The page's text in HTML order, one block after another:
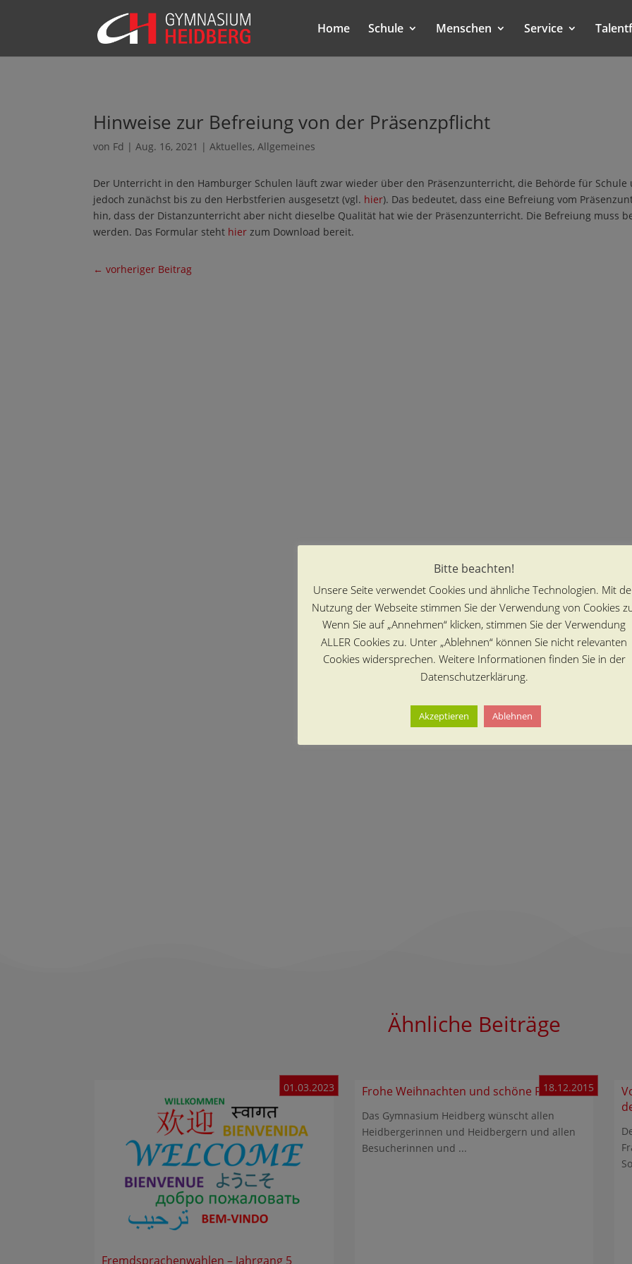
Home Schule Menschen Service
Hinweise zur Befreiung von der Präsenzpflicht
von Fd | Aug. 16, 2021 | Aktuelles, Allgemeines
Der Unterricht in den Hamburger Schulen läuft zwar wieder über den Präsenzunterricht, die Behörde für
jedoch zunächst bis zu den Herbstferien ausgesetzt (vgl. hier). Das bedeutet, dass eine Befreiung vom
hin, dass der Distanzunterricht aber nicht dieselbe Qualität hat wie der Präsenzunterricht. Die Befreiung muss
werden. Das Formular steht hier zum Download bereit.
← vorheriger Beitrag
Ähnliche Beiträge
Fremdsprachenwahlen – Jahrgang 5
01.03.2023 Frohe Weihnachten und schöne Ferien18.12.2015
Das Gymnasium Heidberg wünscht allen
Heidbergerinnen und Heidbergern und allen
Besucherinnen und ...
Bitte beachten!
Unsere Seite verwendet Cookies und ähnliche Technologien. Mit
Nutzung der Webseite stimmen Sie der Verwendung von Cookies
Wenn Sie auf „Annehmen“ klicken, stimmen Sie der Verwendung
ALLER Cookies zu. Unter „Ablehnen“ können Sie nicht relevanten
Cookies widersprechen. Weitere Informationen finden Sie in der
Datenschutzerklärung.
Akzeptieren Ablehnen